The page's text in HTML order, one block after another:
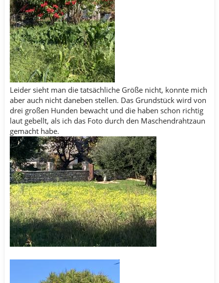
Leider sieht man die tatsächliche Größe nicht, konnte mich
aber auch nicht daneben stellen. Das Grundstück wird von
drei großen Hunden bewacht und die haben schon richtig
laut gebellt, als ich das Foto durch den Maschendrahtzaun
gemacht habe.